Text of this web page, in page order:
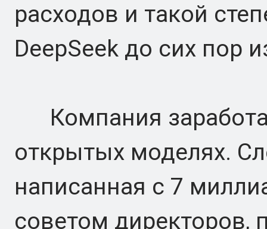
расходов и такой
DeepSeek до сих пор
Компания
открытых моделях.
написанная с 7
советом директоров,